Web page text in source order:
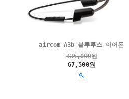
aircom A3b 블루투스 이어폰
135,000원
67,500원